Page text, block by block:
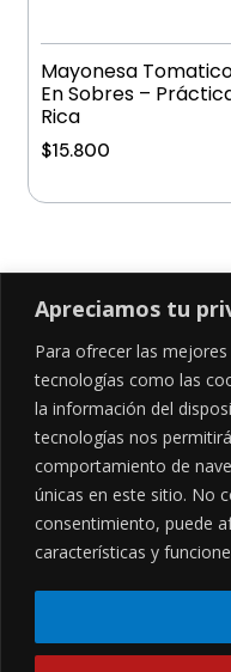
Apreciamos tu
Para ofrecer las
tecnologías como las
la información del
tecnologías nos
comportamiento de
únicas en este sitio. No
consentimiento, puede
características y
Mayonesa
En Sobres –
Rica
$15.800
CONTÁCTANOS
Cl. 34 Sur #52-02, Alcala, Bogotá
hola@frideli.co
©